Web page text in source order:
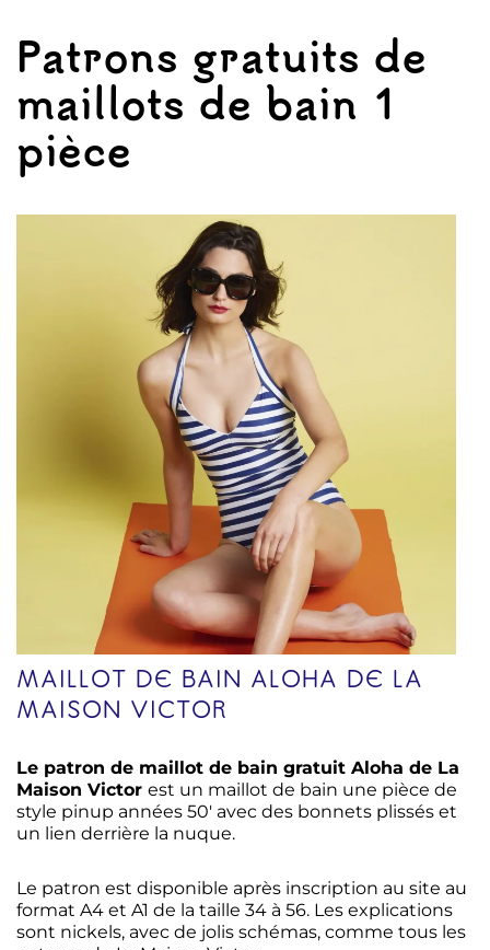
Patrons gratuits de
maillots de bain 1
pièce
MAILLOT DE BAIN ALOHA DE LA
MAISON VICTOR
Le patron de maillot de bain gratuit Aloha de La
Maison Victor est un maillot de bain une pièce de
style pinup années 50′ avec des bonnets plissés et
un lien derrière la nuque.
Le patron est disponible après inscription au site au
format A4 et A1 de la taille 34 à 56. Les explications
sont nickels, avec de jolis schémas, comme tous les